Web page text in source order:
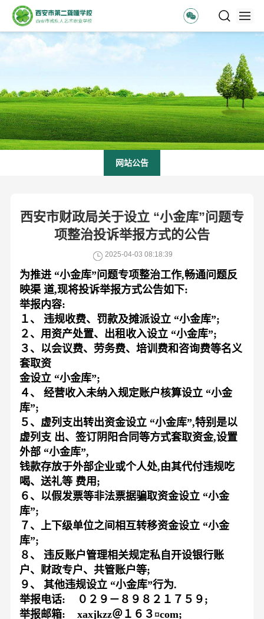
网站公告
西安市财政局关于设立 “小金库”问题专
项整治投诉举报方式的公告
2025-04-03 08:18:39
为推进 “小金库”问题专项整治工作,畅通问题反
映渠 道,现将投诉举报方式公告如下:
举报内容:
１、 违规收费、 罚款及摊派设立 “小金库”;
２、 用资产处置、 出租收入设立 “小金库”;
３、 以会议费、 劳务费、 培训费和咨询费等名义
套取资
金设立 “小金库”;
４、 经营收入未纳入规定账户核算设立 “小金
库”;
５、 虚列支出转出资金设立 “小金库”,特别是以
虚列支 出、 签订阴阳合同等方式套取资金,设置
外部 “小金库”,
钱款存放于外部企业或个人处,由其代付违规吃
喝、 送礼等 费用 ;
６、 以假发票等非法票据骗取资金设立 “小金
库”;
７、 上下级单位之间相互转移资金设立 “小金
库”;
８、 违反账户管理相关规定私自开设银行账
户、 财政专户、 共管账户等;
９、 其他违规设立 “小金库”行为.
举报电话: ０２９－８９８２１７５９ ;
举报邮箱: xaxjkzz＠１６３¤com;